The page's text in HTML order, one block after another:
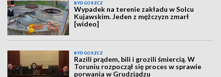
BYDGOSZCZ
Wypadek na terenie zakładu w Solcu
Kujawskim. Jeden z mężczyzn zmarł
[wideo]
BYDGOSZCZ
Razili prądem, bili i grozili śmiercią. W
Toruniu rozpoczął się proces w sprawie
porwania w Grudziądzu